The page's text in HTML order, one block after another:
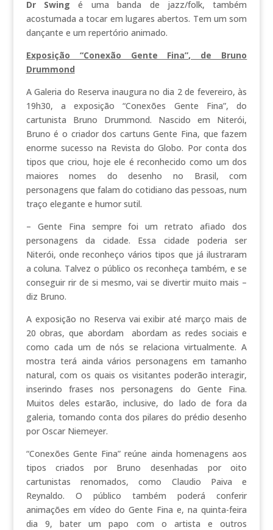
Dr Swing é uma banda de jazz/folk, também
acostumada a tocar em lugares abertos. Tem um som
dançante e um repertório animado.
Exposição “Conexão Gente Fina”, de Bruno
Drummond
A Galeria do Reserva inaugura no dia 2 de fevereiro, às
19h30, a exposição “Conexões Gente Fina”, do
cartunista Bruno Drummond. Nascido em Niterói,
Bruno é o criador dos cartuns Gente Fina, que fazem
enorme sucesso na Revista do Globo. Por conta dos
tipos que criou, hoje ele é reconhecido como um dos
maiores nomes do desenho no Brasil, com
personagens que falam do cotidiano das pessoas, num
traço elegante e humor sutil.
– Gente Fina sempre foi um retrato afiado dos
personagens da cidade. Essa cidade poderia ser
Niterói, onde reconheço vários tipos que já ilustraram
a coluna. Talvez o público os reconheça também, e se
conseguir rir de si mesmo, vai se divertir muito mais –
diz Bruno.
A exposição no Reserva vai exibir até março mais de
20 obras, que abordam abordam as redes sociais e
como cada um de nós se relaciona virtualmente. A
mostra terá ainda vários personagens em tamanho
natural, com os quais os visitantes poderão interagir,
inserindo frases nos personagens do Gente Fina.
Muitos deles estarão, inclusive, do lado de fora da
galeria, tomando conta dos pilares do prédio desenho
por Oscar Niemeyer.
“Conexões Gente Fina” reúne ainda homenagens aos
tipos criados por Bruno desenhadas por oito
cartunistas renomados, como Claudio Paiva e
Reynaldo. O público também poderá conferir
animações em vídeo do Gente Fina e, na quinta-feira
dia 9, bater um papo com o artista e outros